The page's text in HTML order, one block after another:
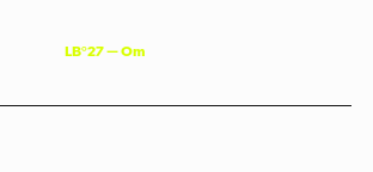
LB°27—Om